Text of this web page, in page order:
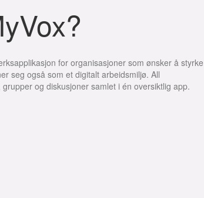
for organisasjoner som ønsker å styrke
seg også som et digitalt arbeidsmiljø. All
og diskusjoner samlet i én oversiktlig app.